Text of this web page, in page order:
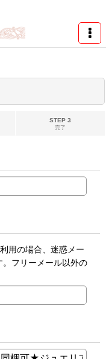
STEP 3
完了
用の場合、迷惑メー
フリーメール以外の